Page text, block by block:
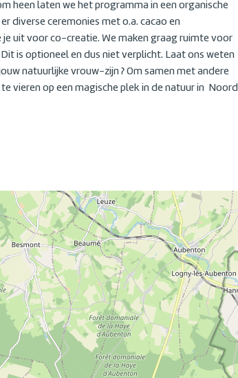
heen laten we het programma in een organische
diverse ceremonies met o.a. cacao en
uit voor co-creatie. We maken graag ruimte voor
is optioneel en dus niet verplicht. Laat ons weten
natuurlijke vrouw-zijn ? Om samen met andere
vieren op een magische plek in de natuur in Noord